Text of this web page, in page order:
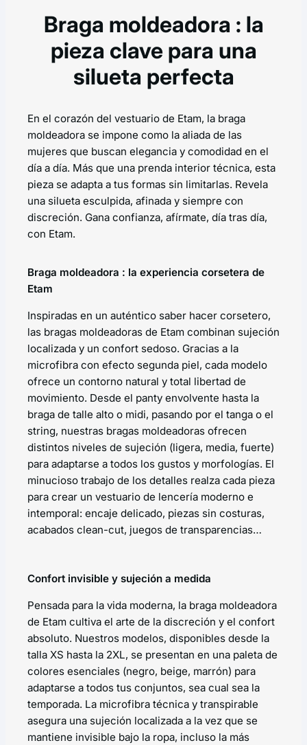
Braga moldeadora : la
pieza clave para una
silueta perfecta
En el corazón del vestuario de Etam, la braga
moldeadora se impone como la aliada de las
mujeres que buscan elegancia y comodidad en el
día a día. Más que una prenda interior técnica, esta
pieza se adapta a tus formas sin limitarlas. Revela
una silueta esculpida, afinada y siempre con
discreción. Gana confianza, afírmate, día tras día,
con Etam.
Braga moldeadora : la experiencia corsetera de
Etam
Inspiradas en un auténtico saber hacer corsetero,
las bragas moldeadoras de Etam combinan sujeción
localizada y un confort sedoso. Gracias a la
microfibra con efecto segunda piel, cada modelo
ofrece un contorno natural y total libertad de
movimiento. Desde el panty envolvente hasta la
braga de talle alto o midi, pasando por el tanga o el
string, nuestras bragas moldeadoras ofrecen
distintos niveles de sujeción (ligera, media, fuerte)
para adaptarse a todos los gustos y morfologías. El
minucioso trabajo de los detalles realza cada pieza
para crear un vestuario de lencería moderno e
intemporal: encaje delicado, piezas sin costuras,
acabados clean-cut, juegos de transparencias…
Confort invisible y sujeción a medida
Pensada para la vida moderna, la braga moldeadora
de Etam cultiva el arte de la discreción y el confort
absoluto. Nuestros modelos, disponibles desde la
talla XS hasta la 2XL, se presentan en una paleta de
colores esenciales (negro, beige, marrón) para
adaptarse a todos tus conjuntos, sea cual sea la
temporada. La microfibra técnica y transpirable
asegura una sujeción localizada a la vez que se
mantiene invisible bajo la ropa, incluso la más